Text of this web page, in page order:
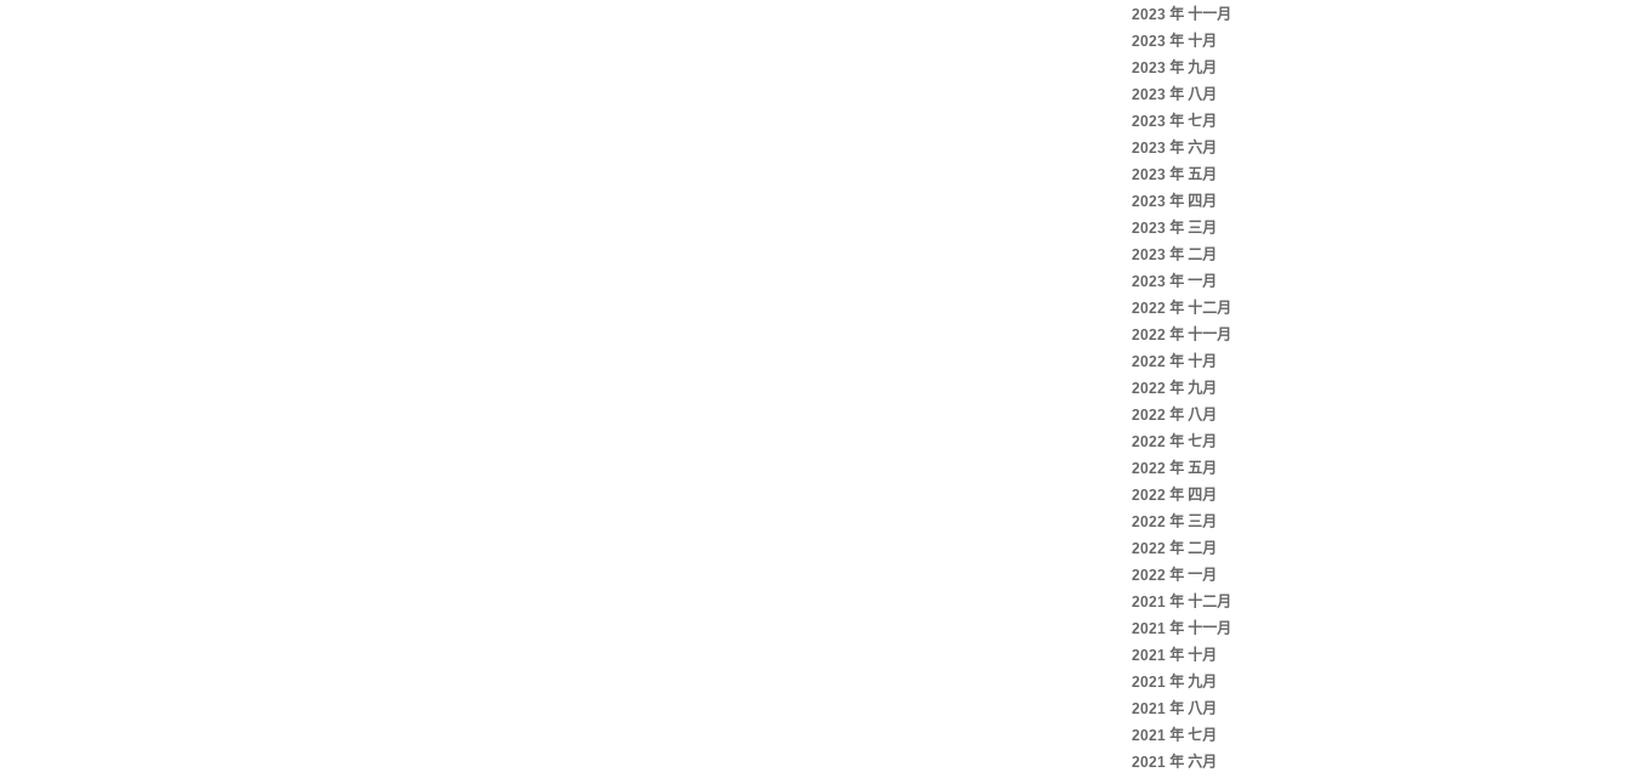
2023 年 十一月
2023 年 十月
2023 年 九月
2023 年 八月
2023 年 七月
2023 年 六月
2023 年 五月
2023 年 四月
2023 年 三月
2023 年 二月
2023 年 一月
2022 年 十二月
2022 年 十一月
2022 年 十月
2022 年 九月
2022 年 八月
2022 年 七月
2022 年 五月
2022 年 四月
2022 年 三月
2022 年 二月
2022 年 一月
2021 年 十二月
2021 年 十一月
2021 年 十月
2021 年 九月
2021 年 八月
2021 年 七月
2021 年 六月